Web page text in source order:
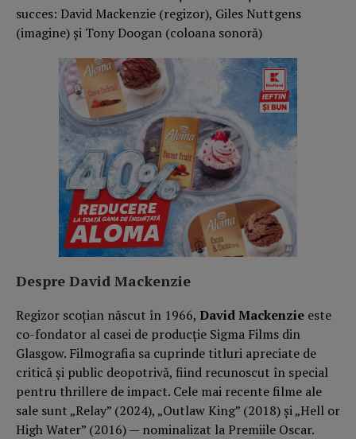
Despre David Mackenzie
Regizor scoțian născut în 1966, David Mackenzie este
co-fondator al casei de producție Sigma Films din
Glasgow. Filmografia sa cuprinde titluri apreciate de
critică și public deopotrivă, fiind recunoscut în special
pentru thrillere de impact. Cele mai recente filme ale
sale sunt „Relay” (2024), „Outlaw King” (2018) și „Hell or
High Water” (2016) — nominalizat la Premiile Oscar.